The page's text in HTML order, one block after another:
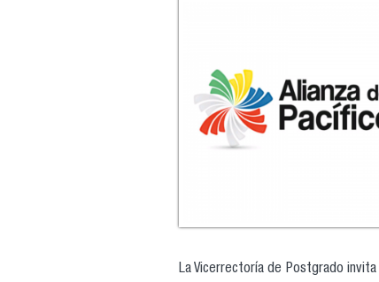
La Vicerrectoría de Postgrado